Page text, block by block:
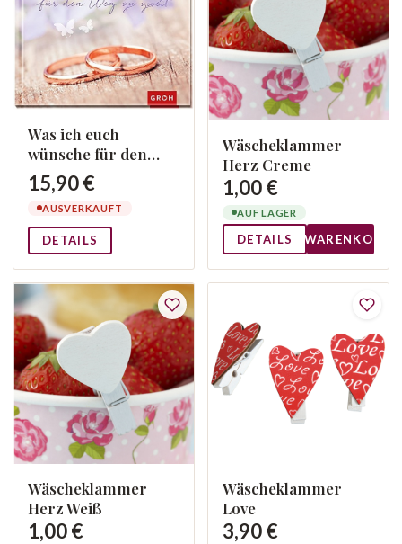
Was ich euch
wünsche für den
Weg zu zweit
15,90 €
AUSVERKAUFT
DETAILS
Wäscheklammer
Herz Creme
1,00 €
AUF LAGER
DETAILS WARENKORB
Wäscheklammer
Herz Weiß
1,00 €
Wäscheklammer
Love
3,90 €